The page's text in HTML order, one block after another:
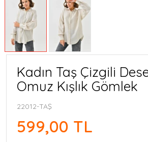
Kadın Taş Çizgili
Omuz Kışlık Gömlek
22012-TAŞ
599,00 TL